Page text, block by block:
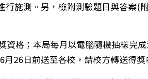
行施測。另，檢附測驗題目與答案(
資格；本局每月以電腦隨機抽樣完
月26日前送至各校，請校方轉送得獎